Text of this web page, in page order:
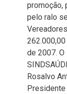
promoção,
pelo ralo
de 2007.
Rosalvo